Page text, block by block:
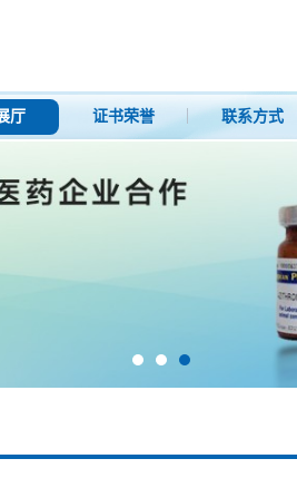
厅 证书荣誉 联系方式